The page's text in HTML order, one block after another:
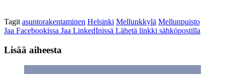
Tagit asuntorakentaminen Helsinki Mellunkkylä Mellunpuisto
Jaa Facebookissa Jaa LinkedInissä Lähetä linkki sähköpostilla
Lisää aiheesta